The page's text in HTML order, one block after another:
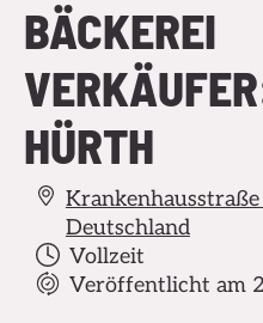
BÄCKEREI
HÜRTH
Deutschland
Vollzeit
Veröffentlicht am